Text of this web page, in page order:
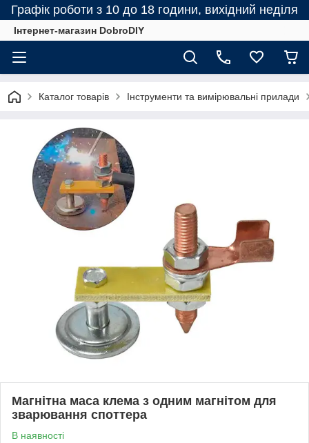
Графік роботи з 10 до 18 години, вихідний неділя
Інтернет-магазин DobroDIY
Каталог товарів Інструменти та вимірювальні прилади
Магнітна маса клема з одним магнітом для
зварювання споттера
В наявності